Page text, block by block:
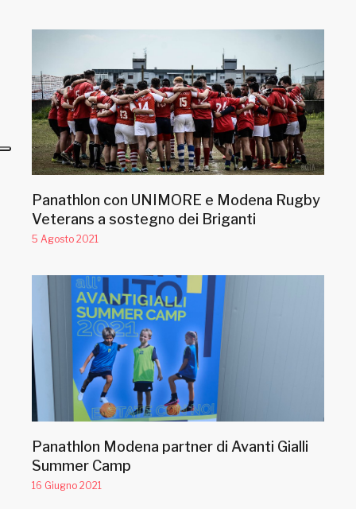
Panathlon con UNIMORE e Modena Rugby
Veterans a sostegno dei Briganti
5 Agosto 2021
Panathlon Modena partner di Avanti Gialli
Summer Camp
16 Giugno 2021